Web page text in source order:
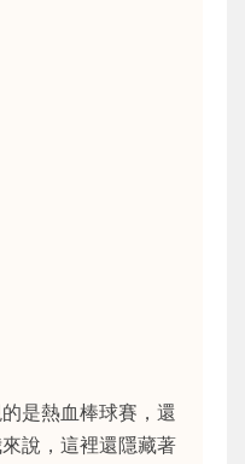
是熱血棒球賽，還
說，這裡還隱藏著